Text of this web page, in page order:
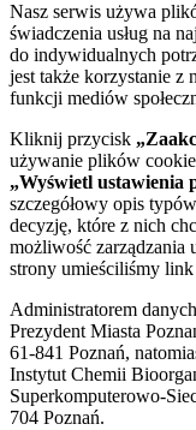
Nasz serwis używa
świadczenia usług na
do indywidualnych
jest także korzystanie z
funkcji mediów
Kliknij przycisk
używanie plików
„Wyświetl ustawienia
szczegółowy opis
decyzję, które z nich
możliwość zarządzania
strony umieściliśmy
Administratorem
Prezydent Miasta
61-841 Poznań,
Instytut Chemii
Superkomputerowo-
704 Poznań.